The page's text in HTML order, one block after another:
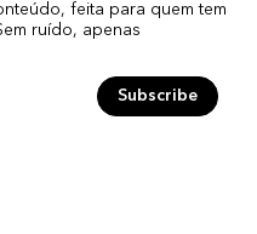
feita para quem tem
ruído, apenas
Subscribe